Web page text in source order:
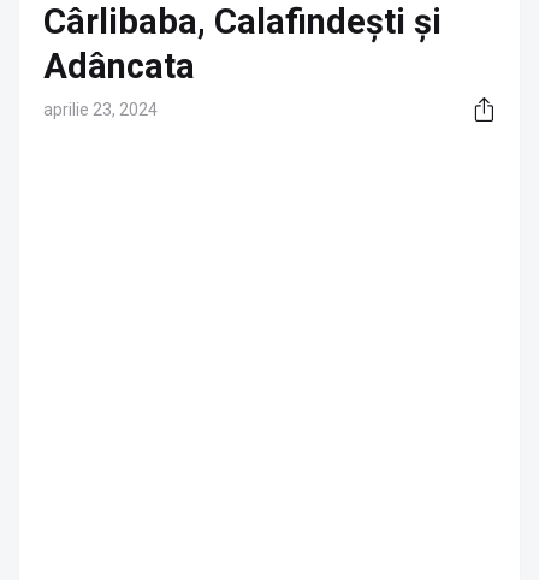
Cârlibaba, Calafindești și
Adâncata
aprilie 23, 2024